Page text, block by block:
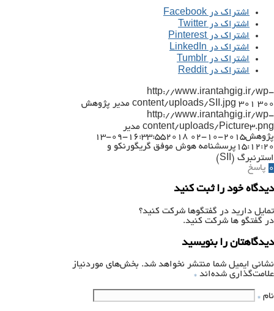
اشتراک در Facebook
اشتراک در Twitter
اشتراک در Pinterest
اشتراک در LinkedIn
اشتراک در Tumblr
اشتراک در Reddit
http://www.irantahgig.ir/wp-
content/uploads/SII.jpg 301 300
مدیر پژوهش
http://www.irantahgig.ir/wp-
content/uploads/Picture3.png مدیر
پژوهش2015-10-02 16:33:55
2018-09-13
15:12:20 پرسشنامه هوش موفق گریگورنکو و
استرنبرگ (SII)
0 پاسخ
دیدگاه خود را ثبت کنید
تمایل دارید در گفتگوها شرکت کنید؟
در گفتگو ها شرکت کنید.
دیدگاهتان را بنویسید
نشانی ایمیل شما منتشر نخواهد شد. بخش‌های موردنیاز
علامت‌گذاری شده‌اند *
نام *